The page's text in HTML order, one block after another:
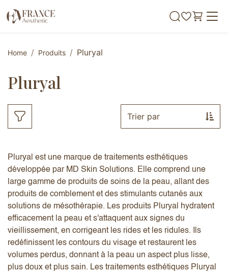
Home Produits Pluryal
Pluryal
Trier par
Pluryal est une marque de traitements esthétiques
développée par MD Skin Solutions. Elle comprend une
large gamme de produits de soins de la peau, allant des
produits de comblement et des stimulants cutanés aux
solutions de mésothérapie. Les produits Pluryal hydratent
efficacement la peau et s'attaquent aux signes du
vieillissement, en corrigeant les rides et les ridules. Ils
redéfinissent les contours du visage et restaurent les
volumes perdus, donnant à la peau un aspect plus lisse,
plus doux et plus sain. Les traitements esthétiques Pluryal